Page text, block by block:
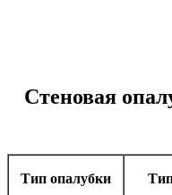
Стеновая
Тип опалубки